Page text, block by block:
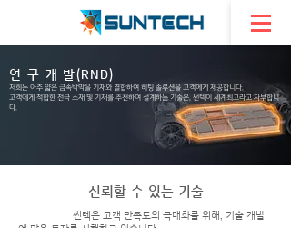
연 구 개 발(RND)
저희는 아주 얇은 금속박막을 기재와 결합하여 히팅 솔루션을 고객에게 제공합니다.
고객에게 적합한 전극 소재 및 기재를 추천하여 설계하는 기술은, 썬텍이 세계최고라고 자부합니
다.
신뢰할 수 있는 기술
썬텍은 고객 만족도의 극대화를 위해, 기술 개발